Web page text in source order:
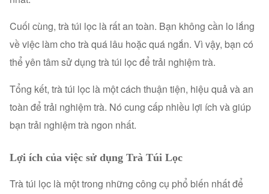
Cuối cùng, trà túi lọc là rất an toàn. Bạn không cần lo lắng
về việc làm cho trà quá lâu hoặc quá ngắn. Vì vậy, bạn có
thể yên tâm sử dụng trà túi lọc để trải nghiệm trà.
Tổng kết, trà túi lọc là một cách thuận tiện, hiệu quả và an
toàn để trải nghiệm trà. Nó cung cấp nhiều lợi ích và giúp
bạn trải nghiệm trà ngon nhất.
Lợi ích của việc sử dụng Trà Túi Lọc
Trà túi lọc là một trong những công cụ phổ biến nhất để